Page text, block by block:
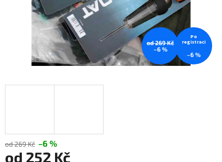
od 269 Kč
–6 %
Po
registraci
–6 %
od 269 Kč –6 %
od 252 Kč